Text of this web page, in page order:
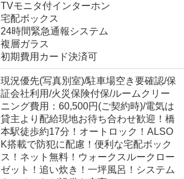
TVモニタ付インターホン
宅配ボックス
24時間緊急通報システム
複層ガラス
初期費用カード決済可
現況優先(写真別室)/駐車場空き要確認/保
証会社利用/火災保険付保/ルームクリー
ニング費用：60,500円(ご契約時)/電気は
貸主より配給現地お待ち合わせ歓迎！橋
本駅徒歩約17分！オートロック！ALSO
K搭載で防犯に配慮！便利な宅配ボック
ス！ネット無料！ウォークスルークロー
ゼット！追い炊き！一坪風呂！システム